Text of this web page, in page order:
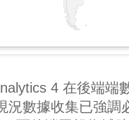
4 在後端端
況數據收集已強調